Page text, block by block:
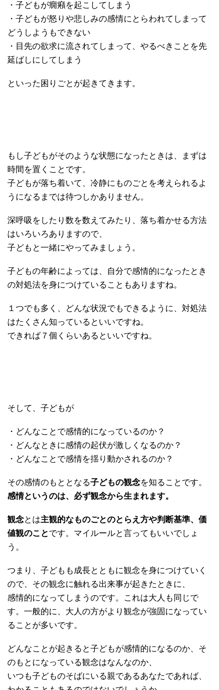
・子どもが癇癪を起こしてしまう
・子どもが怒りや悲しみの感情にとらわれてしまって
どうしようもできない
・目先の欲求に流されてしまって、やるべきことを先
延ばしにしてしまう
といった困りごとが起きてきます。
もし子どもがそのような状態になったときは、まずは
時間を置くことです。
子どもが落ち着いて、冷静にものごとを考えられるよ
うになるまでは待つしかありません。
深呼吸をしたり数を数えてみたり、落ち着かせる方法
はいろいろありますので、
子どもと一緒にやってみましょう。
子どもの年齢によっては、自分で感情的になったとき
の対処法を身につけていることもありますね。
１つでも多く、どんな状況でもできるように、対処法
はたくさん知っているといいですね。
できれば７個くらいあるといいですね。
そして、子どもが
・どんなことで感情的になっているのか？
・どんなときに感情の起伏が激しくなるのか？
・どんなことで感情を揺り動かされるのか？
その感情のもととなる子どもの観念を知ることです。
感情というのは、必ず観念から生まれます。
観念とは主観的なものごとのとらえ方や判断基準、価
値観のことです。マイルールと言ってもいいでしょ
う。
つまり、子どもも成長とともに観念を身につけていく
ので、その観念に触れる出来事が起きたときに、
感情的になってしまうのです。これは大人も同じで
す。一般的に、大人の方がより観念が強固になってい
ることが多いです。
どんなことが起きると子どもが感情的になるのか、そ
のもとになっている観念はなんなのか、
いつも子どものそばにいる親であるあなたであれば、